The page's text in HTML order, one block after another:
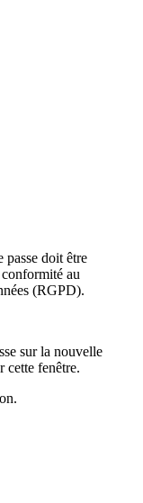
passe doit être
au
(RGPD).
sur la nouvelle
cette fenêtre.